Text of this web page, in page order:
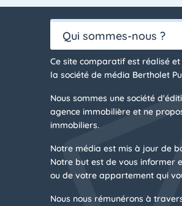
Qui sommes-nous ?
Ce site comparatif est réalisé
la société de média Bertholet
Nous sommes une société
agence immobilière et ne
immobiliers.
Notre média est mis à jour de
Notre but est de vous informer
ou de votre appartement qui
Nous nous rémunérons à